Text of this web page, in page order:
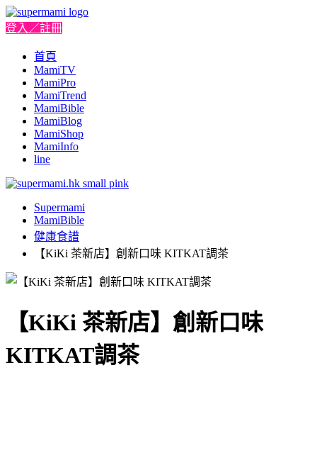
登入／註冊
首頁
MamiTV
MamiPro
MamiTrend
MamiBible
MamiBlog
MamiShop
MamiInfo
line
Supermami
MamiBible
健康食譜
【KiKi 茶新店】創新口味 KITKAT調茶
【KiKi 茶新店】創新口味
KITKAT調茶